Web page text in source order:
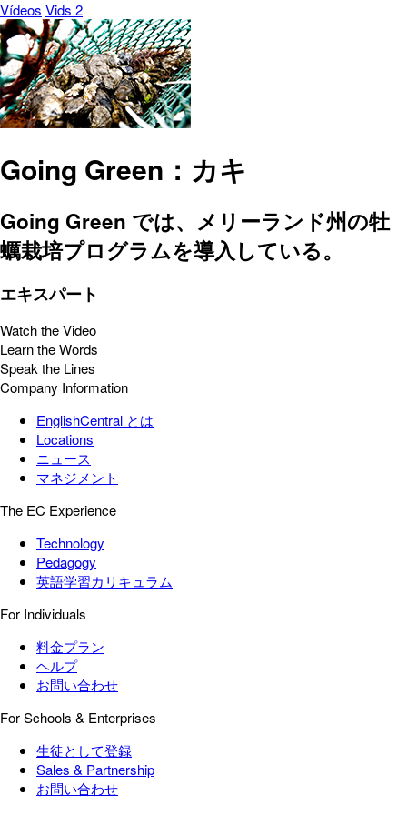
Vídeos Vids 2
Going Green：カキ
Going Green では、メリーランド州の牡
蠣栽培プログラムを導入している。
エキスパート
Watch the Video
Learn the Words
Speak the Lines
Company Information
EnglishCentral とは
Locations
ニュース
マネジメント
The EC Experience
Technology
Pedagogy
英語学習カリキュラム
For Individuals
料金プラン
ヘルプ
お問い合わせ
For Schools & Enterprises
生徒として登録
Sales & Partnership
お問い合わせ